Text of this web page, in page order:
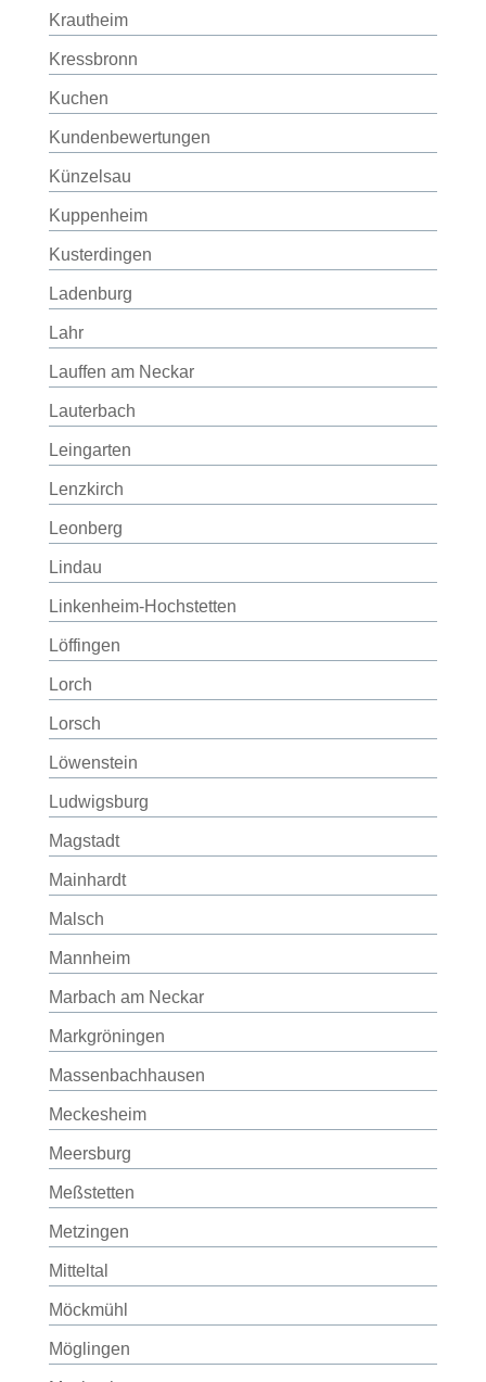
Krautheim
Kressbronn
Kuchen
Kundenbewertungen
Künzelsau
Kuppenheim
Kusterdingen
Ladenburg
Lahr
Lauffen am Neckar
Lauterbach
Leingarten
Lenzkirch
Leonberg
Lindau
Linkenheim-Hochstetten
Löffingen
Lorch
Lorsch
Löwenstein
Ludwigsburg
Magstadt
Mainhardt
Malsch
Mannheim
Marbach am Neckar
Markgröningen
Massenbachhausen
Meckesheim
Meersburg
Meßstetten
Metzingen
Mitteltal
Möckmühl
Möglingen